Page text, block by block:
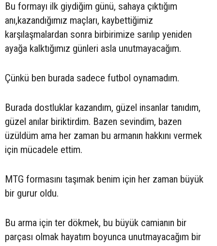
Bu formayı ilk giydiğim günü, sahaya çıktığım
anı,kazandığımız maçları, kaybettiğimiz
karşılaşmalardan sonra birbirimize sarılıp yeniden
ayağa kalktığımız günleri asla unutmayacağım.
Çünkü ben burada sadece futbol oynamadım.
Burada dostluklar kazandım, güzel insanlar tanıdım,
güzel anılar biriktirdim. Bazen sevindim, bazen
üzüldüm ama her zaman bu armanın hakkını vermek
için mücadele ettim.
MTG formasını taşımak benim için her zaman büyük
bir gurur oldu.
Bu arma için ter dökmek, bu büyük camianın bir
parçası olmak hayatım boyunca unutmayacağım bir